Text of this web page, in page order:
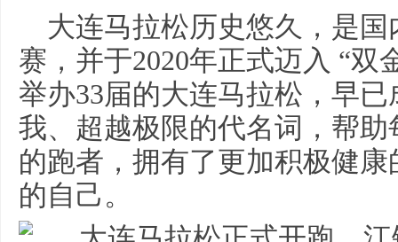
大连马拉松历史悠久，是
赛，并于2020年正式迈入 “双
举办33届的大连马拉松，早
我、超越极限的代名词，帮
的跑者，拥有了更加积极健
的自己。